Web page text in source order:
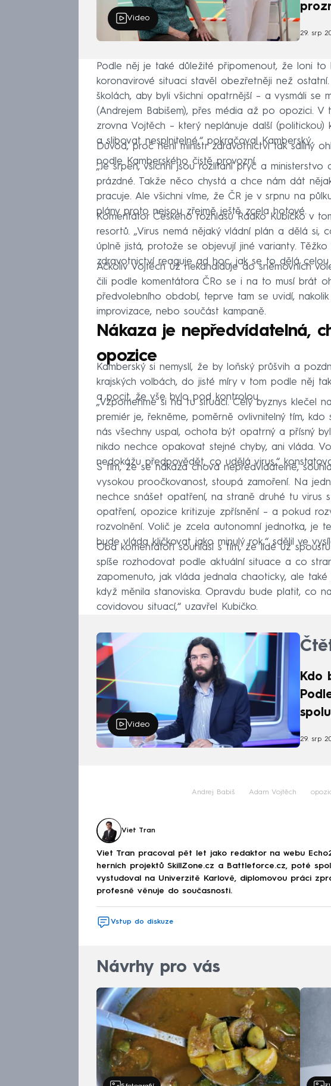
Video
29. srp
Podle něj je také důležité připomenout, že loni
koronavirové situaci stavěl obezřetněji než
školách, aby byli všichni opatrnější – a vysmáli se
(Andrejem Babišem), přes média až po opozici. V
zrovna Vojtěch – který neplánuje další
a slibovat nesplnitelné,“ pokračoval Kamberský.
Důvod, proč není ministr zdravotnictví tak sdílný
podle Kamberského čistě provozní.
„Je srpen, všichni jsou rozlítaní pryč a
prázdné. Takže něco chystá a chce nám dát
pracuje. Ale všichni víme, že ČR je v srpnu na
plány proto nejsou zřejmě ještě zcela hotové.
Komentátor Českého rozhlasu Radko Kubičko v
resortů. „Virus nemá nějaký vládní plán a dělá si,
úplně jistá, protože se objevují jiné varianty.
zdravotnictví reaguje ad hoc, jak se to dělá celou
Ačkoliv Vojtěch už nekandiduje do sněmovních
čili podle komentátora ČRo se i na to musí brát
předvolebního období, teprve tam se uvidí,
improvizace, nebo součást kampaně.
Nákaza je nepředvídatelná,
opozice
Kamberský si nemyslí, že by loňský průšvih a
krajských volbách, do jisté míry v tom podle něj
a pocit, že vše bylo pod kontrolou.
„Vzpomeňme si na tu situaci. Celý byznys klečel
premiér je, řekněme, poměrně ovlivnitelný tím,
nás všechny uspal, ochota být opatrný a přísný
nikdo nechce opakovat stejné chyby, ani vláda.
nedokážu předpovědět, co udělá virus,“
S tím, že se nákaza chová nepředvídatelně,
vysokou proočkovanost, stoupá zamoření. Na
nechce snášet opatření, na straně druhé tu virus
opatření, opozice kritizuje zpřísnění – a pokud
rozvolnění. Volič je zcela autonomní jednotka, je
bude vláda kličkovat jako minulý rok,“ sdělil ve
Oba komentátoři souhlasí s tím, že lidé už
spíše rozhodovat podle aktuální situace a co
zapomenuto, jak vláda jednala chaoticky, ale
když měnila stanoviska. Opravdu bude platit, co
covidovou situací,“ uzavřel Kubičko.
Video
Kdo
29. srp
Andrej Babiš Adam Vojtěch
Viet Tran
Viet Tran pracoval pět let jako redaktor na webu
herních projektů SkillZone.cz a Battleforce.cz, poté
vystudoval na Univerzitě Karlově, diplomovou práci
profesně věnuje do současnosti.
Vstup do diskuze
Návrhy pro vás